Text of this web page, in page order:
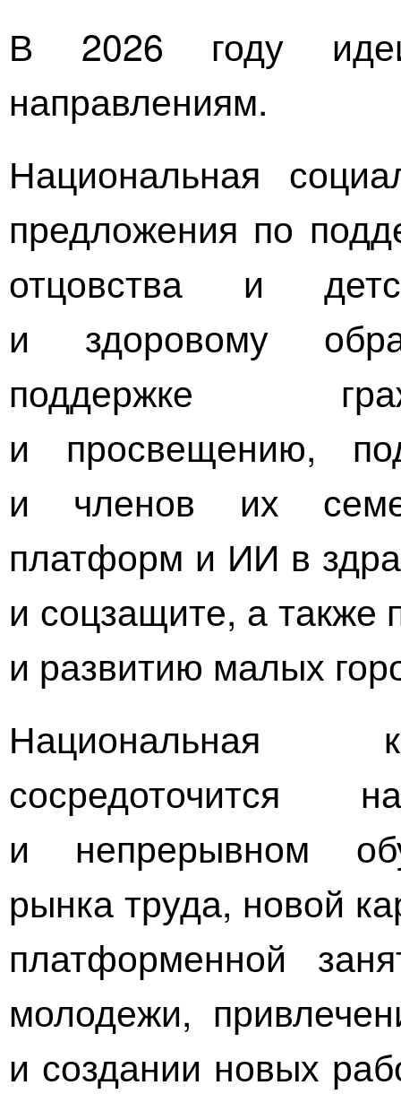
В 2026 году
направлениям.
Национальная
предложения по
отцовства и
и здоровому
поддержке
и просвещению,
и членов их
платформ и ИИ в
и соцзащите, а
и развитию малых
Национальная
сосредоточится
и непрерывном
рынка труда, новой
платформенной
молодежи,
и создании новых